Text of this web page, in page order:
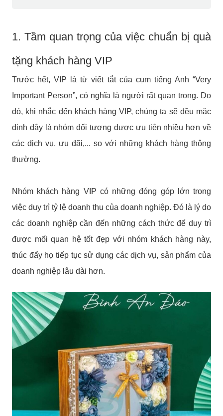
1. Tầm quan trọng của việc chuẩn bị quà
tặng khách hàng VIP
Trước hết, VIP là từ viết tắt của cụm tiếng Anh “Very
Important Person”, có nghĩa là người rất quan trọng. Do
đó, khi nhắc đến khách hàng VIP, chúng ta sẽ đều mặc
đinh đây là nhóm đối tượng được ưu tiên nhiều hơn về
các dịch vụ, ưu đãi,... so với những khách hàng thông
thường.
Nhóm khách hàng VIP có những đóng góp lớn trong
việc duy trì tỷ lệ doanh thu của doanh nghiệp. Đó là lý do
các doanh nghiệp cần đến những cách thức để duy trì
được mối quan hệ tốt đẹp với nhóm khách hàng này,
thúc đẩy họ tiếp tục sử dụng các dịch vụ, sản phẩm của
doanh nghiệp lâu dài hơn.